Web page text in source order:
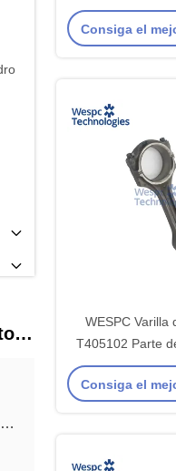
MARTIN@WESPCGROUP.COM
Consiga el
WESPC Varilla
T405102 Parte
motores
Consiga el